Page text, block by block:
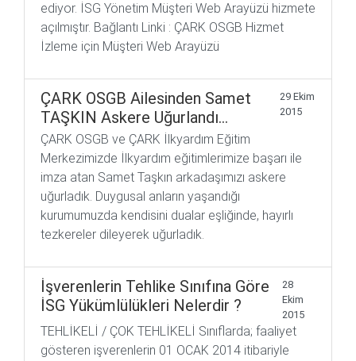
ediyor. İSG Yönetim Müşteri Web Arayüzü hizmete
açılmıştır. Bağlantı Linki : ÇARK OSGB Hizmet
İzleme için Müşteri Web Arayüzü
ÇARK OSGB Ailesinden Samet
TAŞKIN Askere Uğurlandı…
29 Ekim
2015
ÇARK OSGB ve ÇARK İlkyardım Eğitim
Merkezimizde İlkyardım eğitimlerimize başarı ile
imza atan Samet Taşkın arkadaşımızı askere
uğurladık. Duygusal anların yaşandığı
kurumumuzda kendisini dualar eşliğinde, hayırlı
tezkereler dileyerek uğurladık.
İşverenlerin Tehlike Sınıfına Göre
İSG Yükümlülükleri Nelerdir ?
28
Ekim
2015
TEHLİKELİ / ÇOK TEHLİKELİ Sınıflarda; faaliyet
gösteren işverenlerin 01 OCAK 2014 itibariyle